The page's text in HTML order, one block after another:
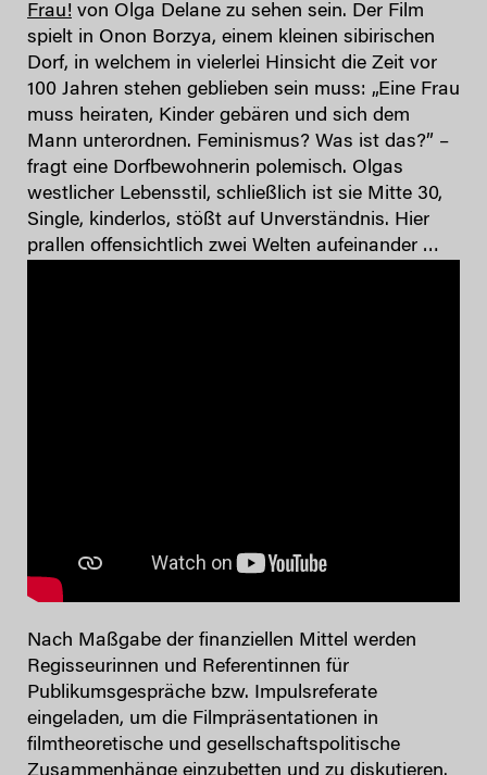
Frau! von Olga Delane zu sehen sein. Der Film
spielt in Onon Borzya, einem kleinen sibirischen
Dorf, in welchem in vielerlei Hinsicht die Zeit vor
100 Jahren stehen geblieben sein muss: „Eine Frau
muss heiraten, Kinder gebären und sich dem
Mann unterordnen. Feminismus? Was ist das?” –
fragt eine Dorfbewohnerin polemisch. Olgas
westlicher Lebensstil, schließlich ist sie Mitte 30,
Single, kinderlos, stößt auf Unverständnis. Hier
prallen offensichtlich zwei Welten aufeinander …
Nach Maßgabe der finanziellen Mittel werden
Regisseurinnen und Referentinnen für
Publikumsgespräche bzw. Impulsreferate
eingeladen, um die Filmpräsentationen in
filmtheoretische und gesellschaftspolitische